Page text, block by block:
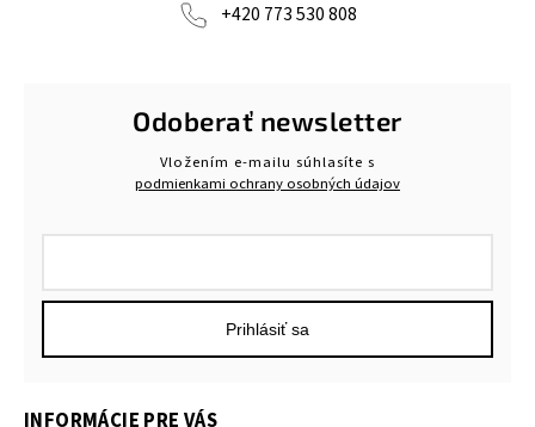
+420 773 530 808
Odoberať newsletter
Vložením e-mailu súhlasíte s
podmienkami ochrany osobných údajov
Prihlásiť sa
INFORMÁCIE PRE VÁS